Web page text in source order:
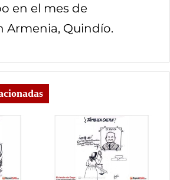
en el mes de
Armenia, Quindío.